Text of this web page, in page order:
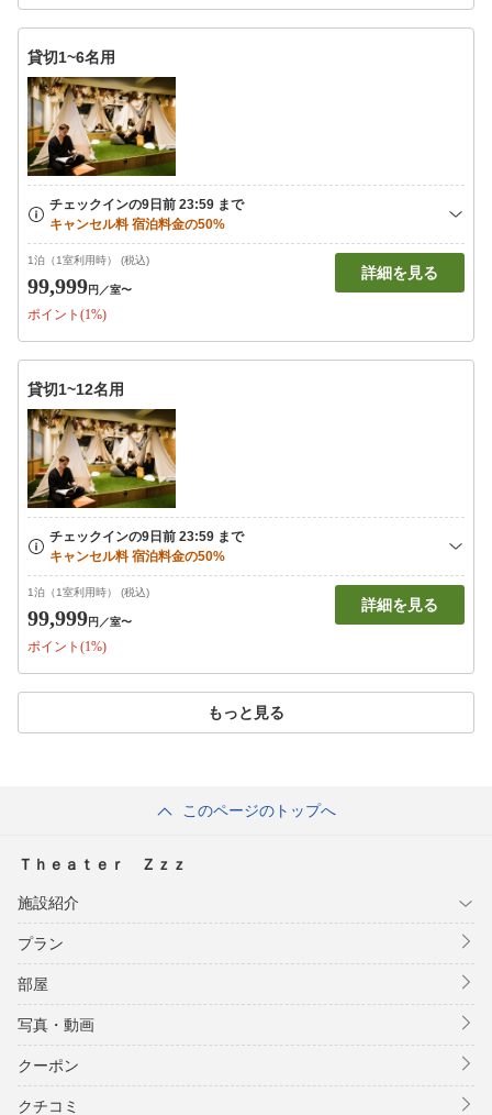
貸切1~6名用
1泊（1室利用時） (税込)
99,999円 ／室〜
ポイント(1%)
詳細を見る
貸切1~12名用
1泊（1室利用時） (税込)
99,999円 ／室〜
ポイント(1%)
詳細を見る
もっと見る
このページのトップへ
Ｔｈｅａｔｅｒ Ｚｚｚ
施設紹介
プラン
部屋
写真・動画
クーポン
クチコミ